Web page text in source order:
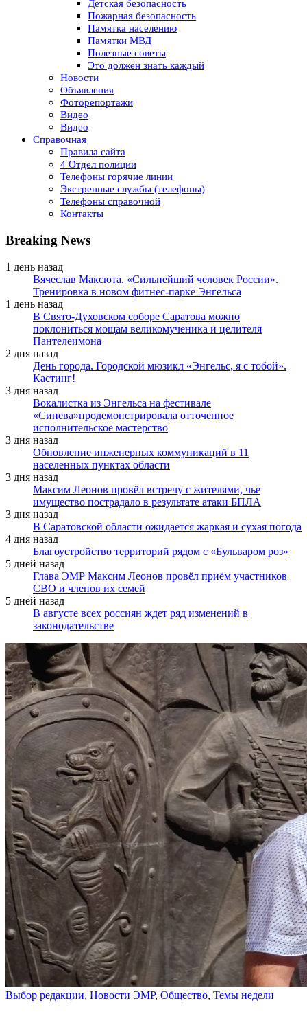
Детская безопасность
Пожарная безопасность
Памятка населению
Памятки МВД
Полезные советы
Это должен знать каждый
Новости
Объявления
Фоторепортажи
Видео
Видео
Справочная
Правила сайта
4 Отдел полиции
Телефоны горячие линии
Экстренные службы (телефоны)
Телефоны справочной
Контакты
Breaking News
1 день назад
Вячеслав Максюта. «Сильнейший человек России».
Тренировка в новом фитнес-парке Энгельса
1 день назад
В Свято-Духовском соборе Саратова можно
поклониться мощам великомученика и целителя
Пантелеимона
2 дня назад
День города. Городской мюзикл «Энгельс, я с тобой».
Кастинг!
3 дня назад
Вокалистка из Энгельса на фестивале
«Синева»продемонстрировала отточенное
исполнительское мастерство
3 дня назад
Обновление инженерных коммуникаций в 11
населенных пунктах области
3 дня назад
Максим Леонов провёл встречу с жителями, чье
имущество пострадало в результате атаки БПЛА
3 дня назад
В Саратовской области ожидается жаркая и сухая погода
4 дня назад
Благоустройство территорий рядом с «Бульваром роз»
5 дней назад
Глава ЭМР Максим Леонов провёл приём участников
СВО и членов их семей
5 дней назад
В августе всех россиян ждет ряд изменений в
законодательстве
Выбор редакции, Новости ЭМР, Общество, Темы недели